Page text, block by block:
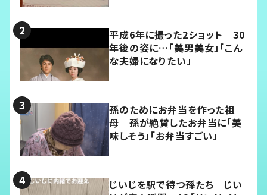
平成6年に撮った2ショット 30
年後の姿に…「美男美女」「こん
な夫婦になりたい」
孫のためにお弁当を作った祖
母 孫が絶賛したお弁当に「美
味しそう」「お弁当すごい」
じいじを駅で待つ孫たち じい